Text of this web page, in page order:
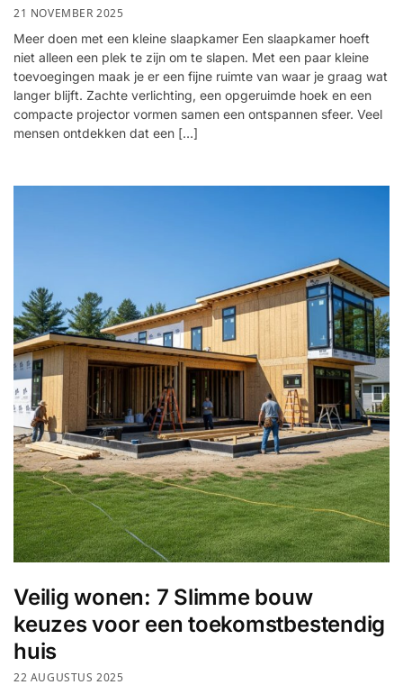
21 NOVEMBER 2025
Meer doen met een kleine slaapkamer Een slaapkamer hoeft
niet alleen een plek te zijn om te slapen. Met een paar kleine
toevoegingen maak je er een fijne ruimte van waar je graag wat
langer blijft. Zachte verlichting, een opgeruimde hoek en een
compacte projector vormen samen een ontspannen sfeer. Veel
mensen ontdekken dat een […]
Veilig wonen: 7 Slimme bouw
keuzes voor een toekomstbestendig
huis
22 AUGUSTUS 2025